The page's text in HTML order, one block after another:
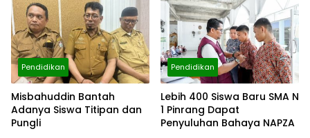
Pendidikan
Misbahuddin Bantah
Adanya Siswa Titipan dan
Pungli
Pendidikan
Lebih 400 Siswa Baru SMA N
1 Pinrang Dapat
Penyuluhan Bahaya NAPZA